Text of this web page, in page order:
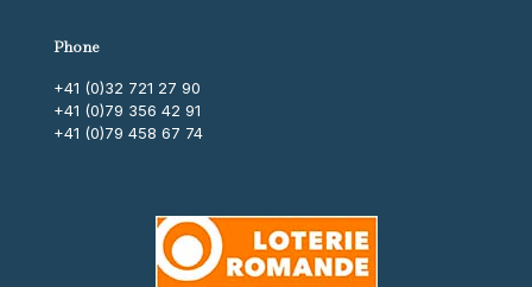
Phone
+41 (0)32 721 27 90
+41 (0)79 356 42 91
+41 (0)79 458 67 74